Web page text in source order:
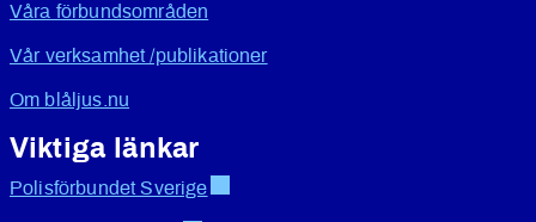
Våra förbundsområden
Vår verksamhet /publikationer
Om blåljus.nu
Viktiga länkar
Polisförbundet Sverige